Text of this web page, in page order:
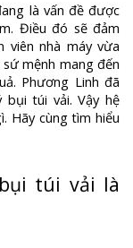
là vấn đề được
Điều đó sẽ đảm
viên nhà máy vừa
mệnh mang đến
Phương Linh đã
túi vải. Vậy hệ
Hãy cùng tìm hiểu
túi vải là